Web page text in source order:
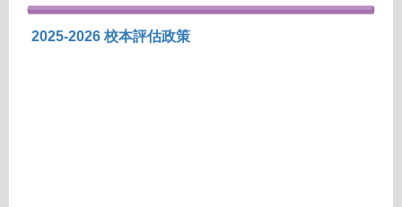
學生表現
2025-2026 校本評估政策